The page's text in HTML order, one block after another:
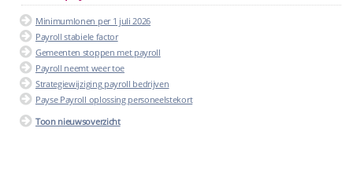
Minimumlonen per 1 juli 2026
Payroll stabiele factor
Gemeenten stoppen met payroll
Payroll neemt weer toe
Strategiewijziging payroll bedrijven
Payse Payroll oplossing personeelstekort
Toon nieuwsoverzicht